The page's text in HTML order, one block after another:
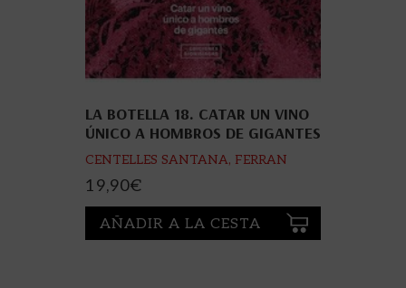
LA BOTELLA 18. CATAR UN VINO
ÚNICO A HOMBROS DE GIGANTES
CENTELLES SANTANA, FERRAN
19,90€
AÑADIR A LA CESTA